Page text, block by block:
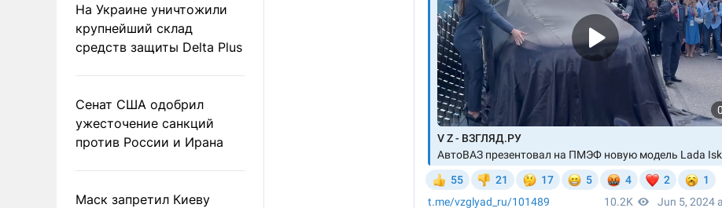
На Украине уничтожили
крупнейший склад
средств защиты Delta Plus
Сенат США одобрил
ужесточение санкций
против России и Ирана
Маск запретил Киеву